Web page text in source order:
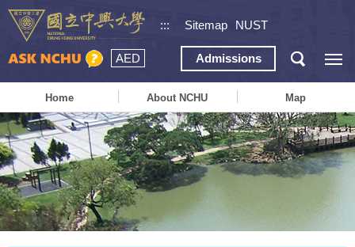
::: Sitemap NUST
AED Admissions
Home About NCHU Map